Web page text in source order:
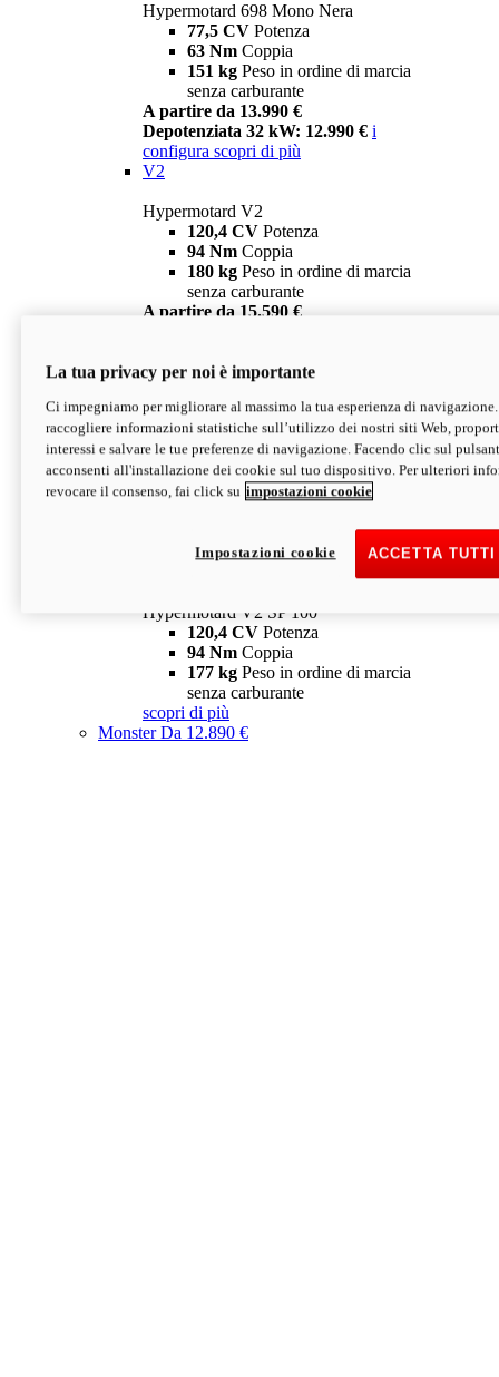
Hypermotard 698 Mono Nera
77,5 CV Potenza
63 Nm Coppia
151 kg Peso in ordine di marcia
senza carburante
A partire da 13.990 €
Depotenziata 32 kW: 12.990 € i
configura scopri di più
V2
Hypermotard V2
120,4 CV Potenza
94 Nm Coppia
180 kg Peso in ordine di marcia
senza carburante
A partire da 15.590 €
V2 SP
Hypermotard V2 SP
120,4 CVPotenza
94 NmCoppia
177 kgPeso in ordine di marcia
senza carburante
Depotenziata 35 kW: 18.890 € i
configura scopri di più
Hypermotard V2 SP 100
120,4 CV Potenza
94 Nm Coppia
177 kg Peso in ordine di marcia
senza carburante
scopri di più
MonsterDa 12.890 €
La tua privacy per noi è importante
Ci impegniamo per migliorare al massimo la tua esperienza di
raccogliere informazioni statistiche sull’utilizzo dei nostri siti Web,
interessi e salvare le tue preferenze di navigazione. Facendo clic sul
acconsenti all'installazione dei cookie sul tuo dispositivo. Per ulteriori
revocare il consenso, fai click su impostazioni cookie
ACCETTA
Impostazioni cookie